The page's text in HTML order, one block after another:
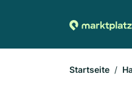
Startseite